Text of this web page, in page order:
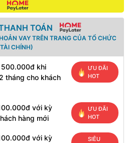
TOÁN
VAY TRÊN TRANG CỦA TỔ CHỨC
TÀI CHÍNH)
500.000đ khi
tháng cho khách
ƯU ĐÃI
HOT
với kỳ
hàng mới
ƯU ĐÃI
HOT
với kỳ
SIÊU